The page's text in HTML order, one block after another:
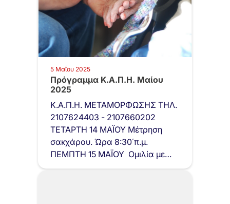
5 Μαΐου 2025
Πρόγραμμα Κ.Α.Π.Η. Μαίου
2025
Κ.Α.Π.Η. ΜΕΤΑΜΟΡΦΩΣΗΣ ΤΗΛ.
2107624403 - 2107660202
ΤΕΤΑΡΤΗ 14 ΜΑΪΟΥ Μέτρηση
σακχάρου. Ώρα 8:30΄π.μ.
ΠΕΜΠΤΗ 15 ΜΑΪΟΥ Ομιλία με
θέμα: «…